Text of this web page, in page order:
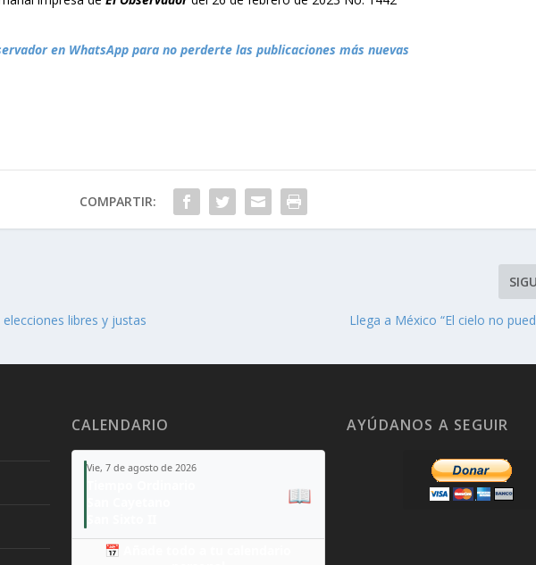
en WhatsApp para no perderte las publicaciones más nuevas
COMPARTIR:
libres y justas Llega a México “El cielo no
CALENDARIO
Vie, 7 de agosto de 2026
📖
📅 Añade todo a tu calendario
AYÚDANOS A SEGUIR